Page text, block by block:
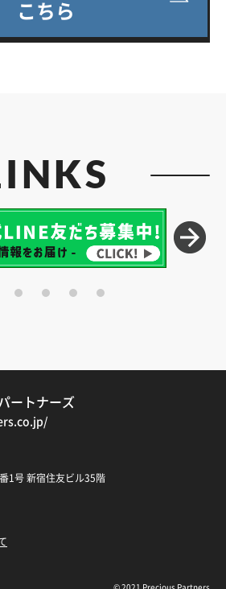
こちら
ートナーズ
1号 新宿住友ビル35階
© 2021 Precious Partners